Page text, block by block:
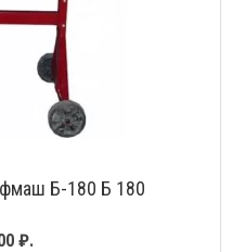
Б-180 Б 180
₽.